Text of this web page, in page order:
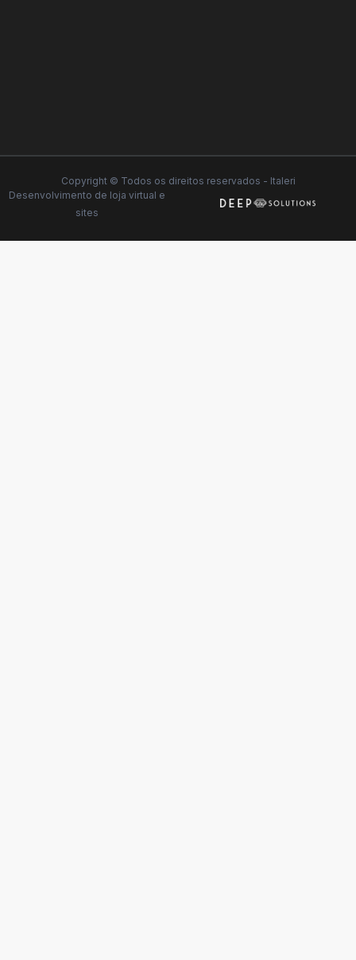
Copyright © Todos os direitos reservados - Italeri
Desenvolvimento de loja virtual e
sites